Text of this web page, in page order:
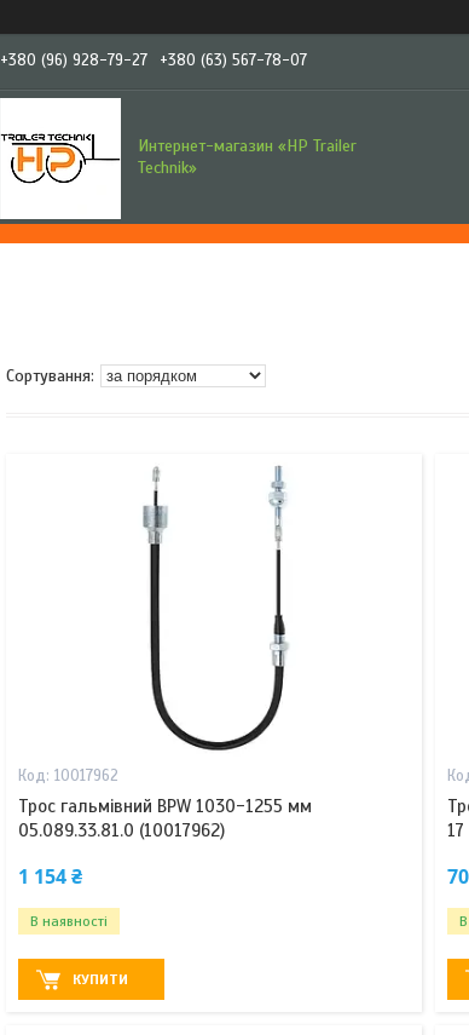
+380 (96) 928-79-27 +380 (63) 567-78-07
Интернет-магазин «HP Trailer
Technik»
10017962
Трос гальмівний BPW 1030-1255 мм
05.089.33.81.0 (10017962)
1 154 ₴
В наявності
КУПИТИ
В